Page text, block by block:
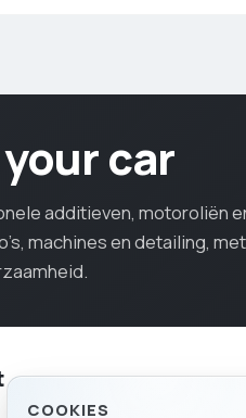
car
additieven, motoroliën
machines en detailing,
COOKIES